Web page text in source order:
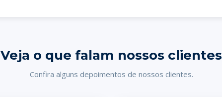
Veja o que falam nossos clientes
Confira alguns depoimentos de nossos clientes.